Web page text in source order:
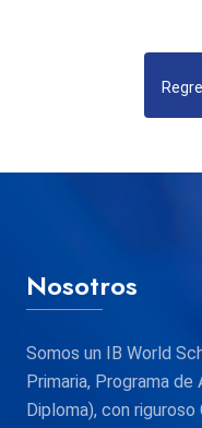
Nosotros
Somos un IB World
Primaria, Programa
Diploma), con